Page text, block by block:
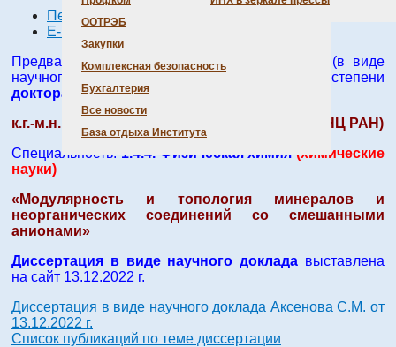
ООТРЭБ
Закупки
Комплексная безопасность
Бухгалтерия
Все новости
База отдыха Института
Печать
E-mail
Предварительное рассмотрение диссертации (в виде
научного доклада) на соискание ученой степени
доктора химических наук
к.г.-м.н. Аксенов Сергей Михайлович (ФИЦ КНЦ РАН)
Специальность: 1.4.4. Физическая химия (химические
науки)
«Модулярность и топология минералов и
неорганических соединений со смешанными
анионами»
Диссертация в виде научного доклада выставлена
на сайт 13.12.2022 г.
Диссертация в виде научного доклада Аксенова С.М. от
13.12.2022 г.
Список публикаций по теме диссертации